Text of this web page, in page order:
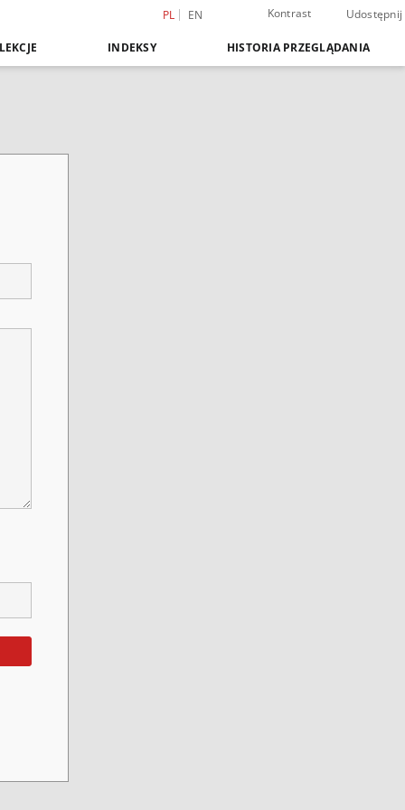
PL EN Kontrast Udostępnij
INDEKSY HISTORIA PRZEGLĄDANIA